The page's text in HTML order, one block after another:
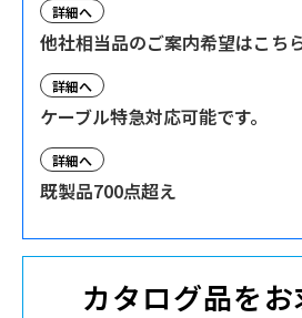
詳細へ
他社相当品のご案内希望はこちら
詳細へ
ケーブル特急対応可能です。
詳細へ
既製品700点超え
カタログ品を